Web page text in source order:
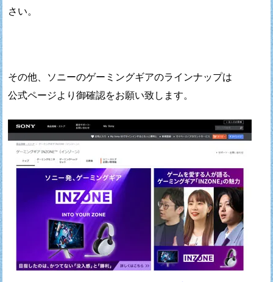
さい。
その他、ソニーのゲーミングギアのラインナップは
公式ページより御確認をお願い致します。